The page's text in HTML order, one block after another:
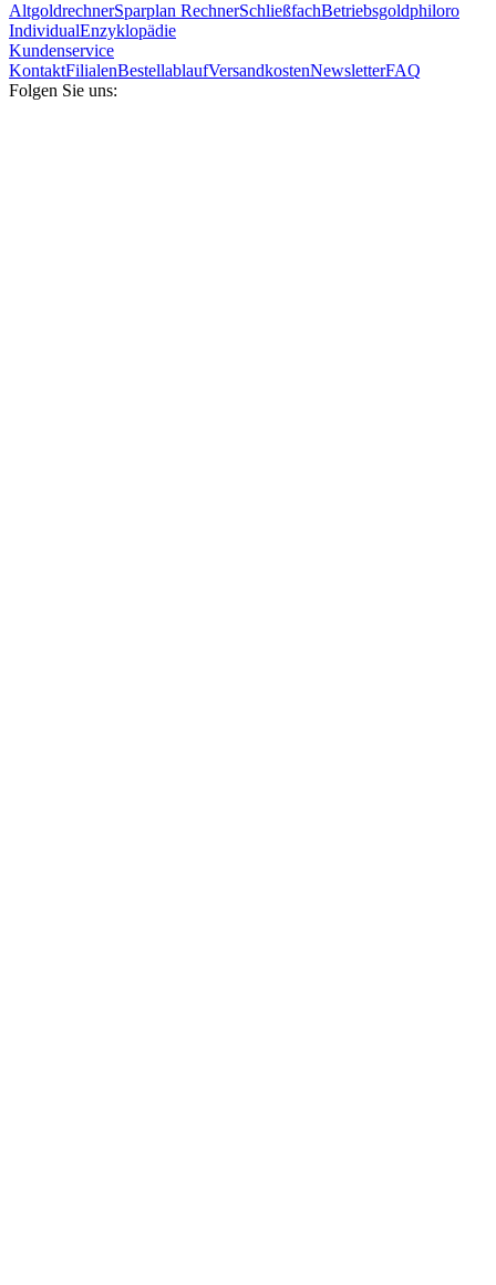
AltgoldrechnerSparplan RechnerSchließfachBetriebsgoldphiloro
IndividualEnzyklopädie
Kundenservice
KontaktFilialenBestellablaufVersandkostenNewsletterFAQ
Folgen Sie uns: